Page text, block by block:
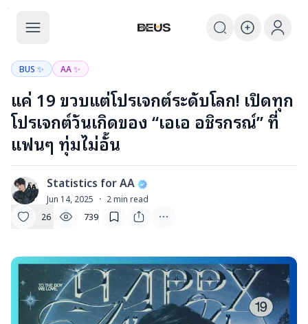
The BEUS
The BEUS - แหล่งรวมชุมชนแฟนค
BUS ✨ AA ✨
แค่ 19 ขวบแต่โปรเจกต์ระดับโลก! เปิดทุก
โปรเจกต์วันเกิดของ “เอเอ อชิรกรณ์” ที่
แฟนๆ ทุ่มไม่อั้น
S Statistics for AA
Jun 14, 2025 · 2min read
26
739